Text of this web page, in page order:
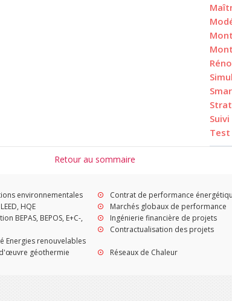
Retour au sommaire
environnementales
HQE
BEPAS, BEPOS, E+C-,
Energies renouvelables
géothermie
Contrat de performance
Marchés globaux de performance
Ingénierie financière de projets
Contractualisation des projets
Réseaux de Chaleur